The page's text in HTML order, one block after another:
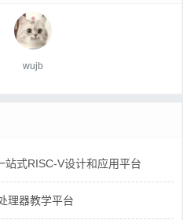
wujb
站式RISC-V设计和应用平台
理器教学平台